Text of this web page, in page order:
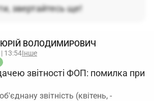
звертайтесь ще!
ЮРІЙ ВОЛОДИМИРОВИЧ
13:54Інше
звітності ФОП: помилка при
звітність (квітень, -